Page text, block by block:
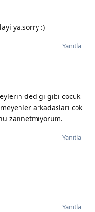
ya.sorry :)
Yanıtla
dedigi gibi cocuk
arkadaslari cok
zannetmiyorum.
Yanıtla
Yanıtla